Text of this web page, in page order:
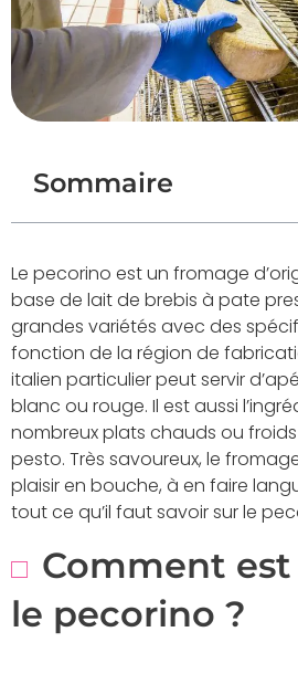
Sommaire
Le pecorino est un fromage
base de lait de brebis à pate
grandes variétés avec des
fonction de la région de
italien particulier peut servir
blanc ou rouge. Il est aussi
nombreux plats chauds ou
pesto. Très savoureux, le
plaisir en bouche, à en faire
tout ce qu’il faut savoir sur le
Comment
le pecorino ?